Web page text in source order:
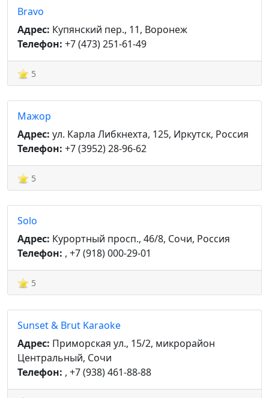
Bravo
Адрес: Купянский пер., 11, Воронеж
Телефон: +7 (473) 251-61-49
5
Мажор
Адрес: ул. Карла Либкнехта, 125, Иркутск, Россия
Телефон: +7 (3952) 28-96-62
5
Solo
Адрес: Курортный просп., 46/8, Сочи, Россия
Телефон: , +7 (918) 000-29-01
5
Sunset & Brut Karaoke
Адрес: Приморская ул., 15/2, микрорайон
Центральный, Сочи
Телефон: , +7 (938) 461-88-88